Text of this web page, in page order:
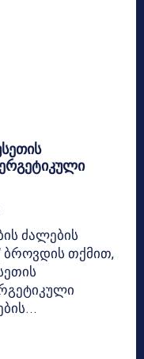
ძალების
ბროვდის თქმით,